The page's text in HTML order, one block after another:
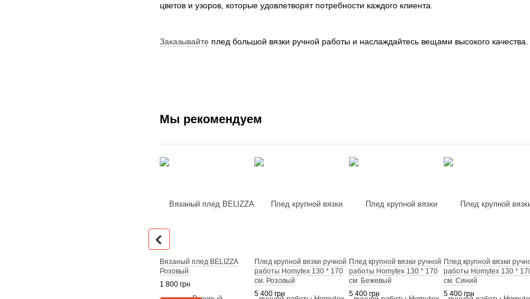
цветов и узоров, которые удовлетворят потребности каждого клиента.
Заказывайте плед большой вязки ручной работы и наслаждайтесь вещами высокого качества.
Мы рекомендуем
Вязаный плед BELIZZA
Розовый
1 800 грн
Плед крупной вязки ручной
работы Homytex 130 * 170
см. Розовый
5 400 грн
Плед крупной вязки ручной
работы Homytex 130 * 170
см. Бежевый
5 400 грн
Плед крупной вязки
работы Homytex 130 *
см. Синий
5 400 грн